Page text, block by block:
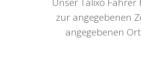
zur angegebenen
angegebenen